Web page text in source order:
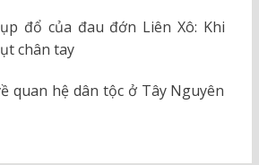
đổ của đau đớn Liên Xô: Khi
chân tay
quan hệ dân tộc ở Tây Nguyên